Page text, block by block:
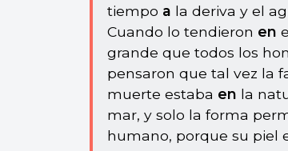
tiempo a la deriva y el
Cuando lo tendieron en
grande que todos los
pensaron que tal vez la
muerte estaba en la
mar, y solo la forma
humano, porque su piel